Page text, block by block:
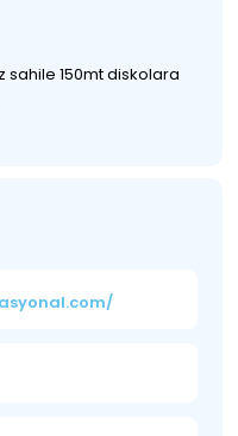
150mt diskolara